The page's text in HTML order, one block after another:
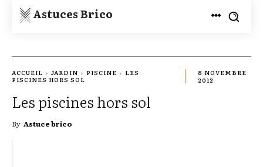
Astuces Brico
ACCUEIL JARDIN PISCINE
LES
PISCINES HORS SOL
8 NOVEMBRE
2012
Les piscines hors sol
By Astuce brico